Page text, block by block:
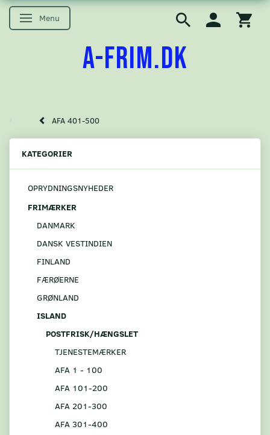
Skifte navigation
Menu
A-FRIM.DK
AFA 401-500
KATEGORIER
OPRYDNINGSNYHEDER
FRIMÆRKER
DANMARK
DANSK VESTINDIEN
FINLAND
FÆRØERNE
GRØNLAND
ISLAND
POSTFRISK/HÆNGSLET
TJENESTEMÆRKER
AFA 1 - 100
AFA 101-200
AFA 201-300
AFA 301-400